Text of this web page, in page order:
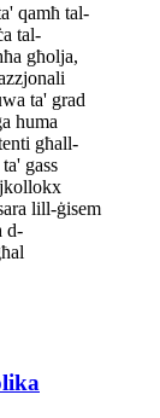
qamħ tal-
tal-
għolja,
ta' grad
huma
għall-
gass
jkollokx
lill-ġisem
d-